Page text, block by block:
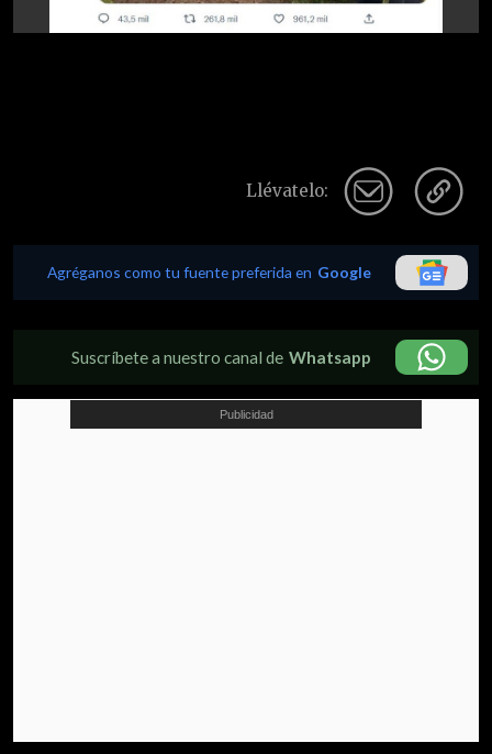
Llévatelo:
Agréganos como tu fuente preferida en Google
Suscríbete a nuestro canal de Whatsapp